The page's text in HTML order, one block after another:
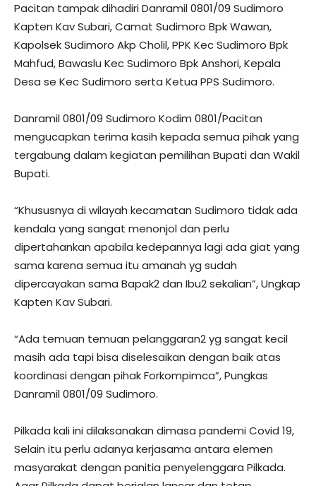
Pacitan tampak dihadiri Danramil 0801/09 Sudimoro
Kapten Kav Subari, Camat Sudimoro Bpk Wawan,
Kapolsek Sudimoro Akp Cholil, PPK Kec Sudimoro Bpk
Mahfud, Bawaslu Kec Sudimoro Bpk Anshori, Kepala
Desa se Kec Sudimoro serta Ketua PPS Sudimoro.
Danramil 0801/09 Sudimoro Kodim 0801/Pacitan
mengucapkan terima kasih kepada semua pihak yang
tergabung dalam kegiatan pemilihan Bupati dan Wakil
Bupati.
“Khususnya di wilayah kecamatan Sudimoro tidak ada
kendala yang sangat menonjol dan perlu
dipertahankan apabila kedepannya lagi ada giat yang
sama karena semua itu amanah yg sudah
dipercayakan sama Bapak2 dan Ibu2 sekalian”, Ungkap
Kapten Kav Subari.
“Ada temuan temuan pelanggaran2 yg sangat kecil
masih ada tapi bisa diselesaikan dengan baik atas
koordinasi dengan pihak Forkompimca”, Pungkas
Danramil 0801/09 Sudimoro.
Pilkada kali ini dilaksanakan dimasa pandemi Covid 19,
Selain itu perlu adanya kerjasama antara elemen
masyarakat dengan panitia penyelenggara Pilkada.